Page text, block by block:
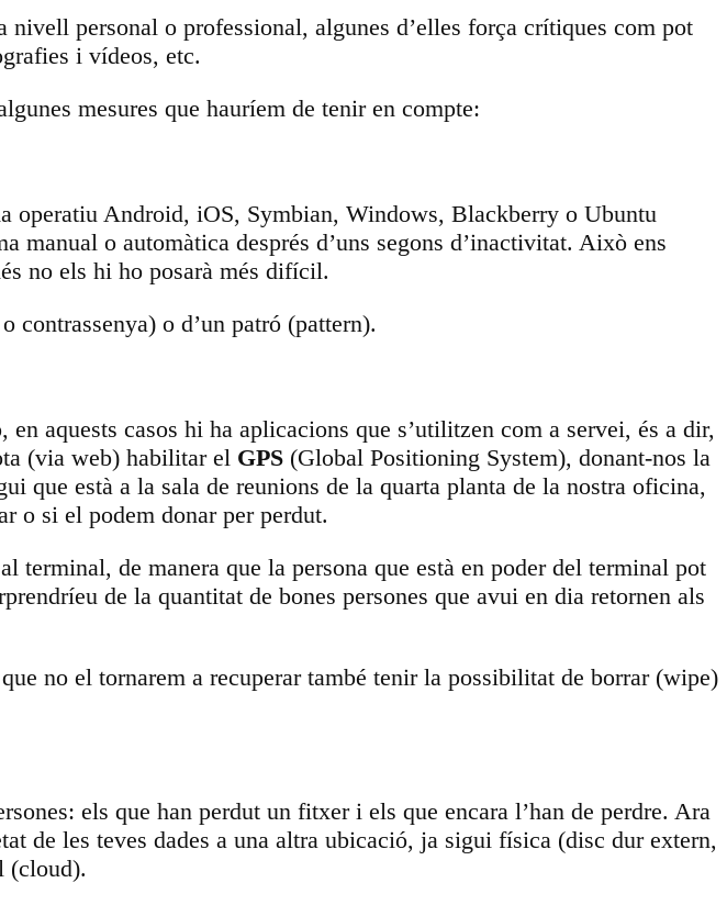
personal o professional, algunes d’elles força crítiques com pot
i vídeos, etc.
mesures que hauríem de tenir en compte:
operatiu Android, iOS, Symbian, Windows, Blackberry o Ubuntu
o automàtica després d’uns segons d’inactivitat. Això ens
no els hi ho posarà més difícil.
contrassenya) o d’un patró (pattern).
aquests casos hi ha aplicacions que s’utilitzen com a servei, és a dir,
(via web) habilitar el GPS (Global Positioning System), donant-nos la
que està a la sala de reunions de la quarta planta de la nostra oficina,
o si el podem donar per perdut.
de manera que la persona que està en poder del terminal pot
de la quantitat de bones persones que avui en dia retornen als
no el tornarem a recuperar també tenir la possibilitat de borrar (wipe)
els que han perdut un fitxer i els que encara l’han de perdre. Ara
de les teves dades a una altra ubicació, ja sigui física (disc dur extern,
(cloud).